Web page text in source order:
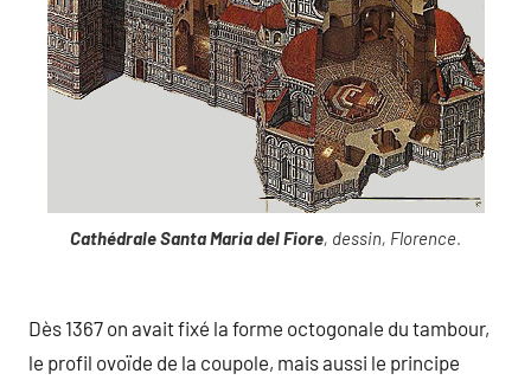
Cathédrale Santa Maria del Fiore, dessin, Florence.
Dès 1367 on avait fixé la forme octogonale du tambour,
le profil ovoïde de la coupole, mais aussi le principe